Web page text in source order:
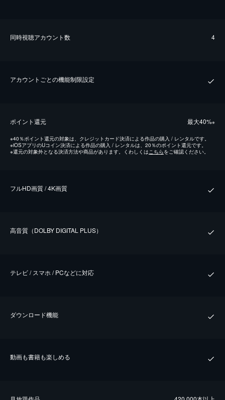
同時視聴アカウント数 4
アカウントごとの機能制限設定
ポイント還元 最⼤40%※
※40％ポイント還元の対象は、クレジットカード決済による作品の購入 / レンタルです。
※iOSアプリのUコイン決済による作品の購入 / レンタルは、20％のポイント還元です。
※還元の対象外となる決済方法や商品があります。くわしくはこちらをご確認ください。
フルHD画質 / 4K画質
⾼⾳質（DOLBY DIGITAL PLUS）
テレビ / スマホ / PCなどに対応
ダウンロード機能
動画も書籍も楽しめる